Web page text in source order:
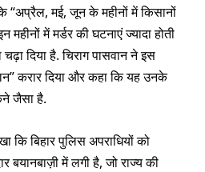
“अप्रैल, मई, जून के महीनों में किसानों
में मर्डर की घटनाएं ज्यादा होती
दिया है. चिराग पासवान ने इस
करार दिया और कहा कि यह उनके
जैसा है.
कि बिहार पुलिस अपराधियों को
बयानबाज़ी में लगी है, जो राज्य की